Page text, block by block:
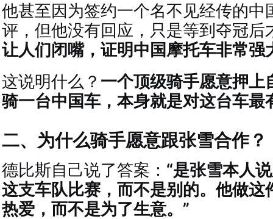
他甚至因为签约一个名不见经传的中
评，但他没有回应，只是等到夺冠后
让人们闭嘴，证明中国摩托车非常强
这说明什么？ 一个顶级骑手愿意押上
骑一台中国车，本身就是对这台车最
二、为什么骑手愿意跟张雪合作？
德比斯自己说了答案： “是张雪本人
这支车队比赛，而不是别的。他做这
热爱，而不是为了生意。”